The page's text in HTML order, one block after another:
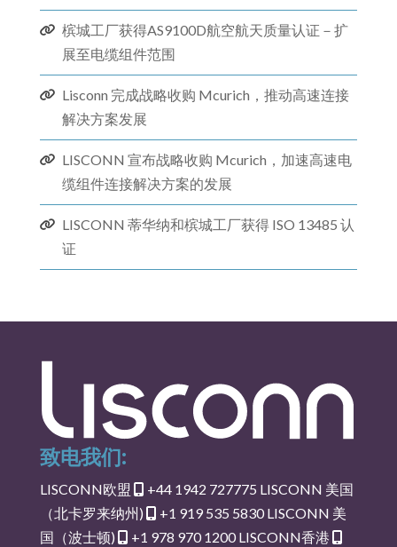
槟城工厂获得AS9100D航空航天质量认证－扩
展至电缆组件范围
Lisconn 完成战略收购 Mcurich，推动高速连接
解决方​​案发展
LISCONN 宣布战略收购 Mcurich，加速高速电
缆组件连接解决方案的发展
LISCONN 蒂华纳和槟城工厂获得 ISO 13485 认
证
致电我们:
LISCONN欧盟 +44 1942 727775 LISCONN 美国
（北卡罗来纳州)
+1 919 535 5830LISCONN 美
国（波士顿)
+1 978 970 1200LISCONN香港